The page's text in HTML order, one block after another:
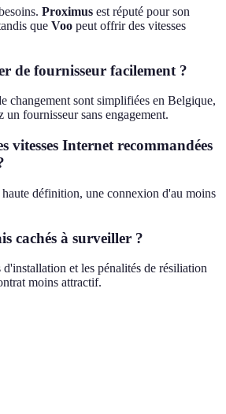
Proximus est réputé pour son
que Voo peut offrir des vitesses
de fournisseur facilement ?
changement sont simplifiées en Belgique,
un fournisseur sans engagement.
vitesses Internet recommandées
définition, une connexion d'au moins
cachés à surveiller ?
et les pénalités de résiliation
moins attractif.